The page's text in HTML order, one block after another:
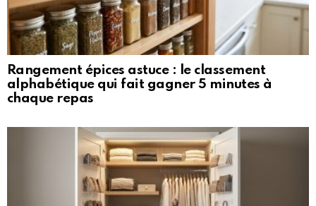
Rangement épices astuce : le classement
alphabétique qui fait gagner 5 minutes à
chaque repas